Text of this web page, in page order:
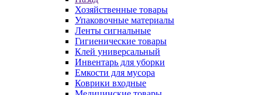
Хозяйственные товары
Упаковочные материалы
Ленты сигнальные
Гигиенические товары
Клей универсальный
Инвентарь для уборки
Емкости для мусора
Коврики входные